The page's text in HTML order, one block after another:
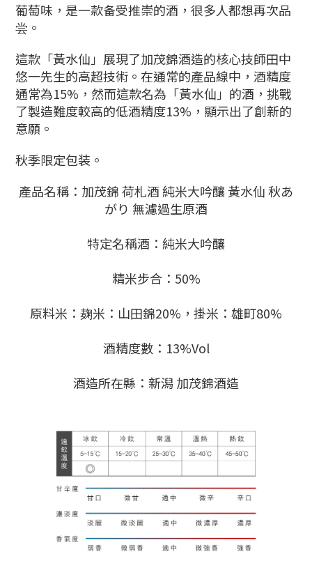
葡萄味，是一款备受推崇的酒，很多人都想再次品
尝。
這款「黃水仙」展現了加茂錦酒造的核心技師田中
悠一先生的高超技術。在通常的產品線中，酒精度
通常為15%，然而這款名為「黃水仙」的酒，挑戰
了製造難度較高的低酒精度13%，顯示出了創新的
意願。
秋季限定包装。
產品名稱：加茂錦 荷札酒 純米大吟釀 黃水仙 秋あ
がり 無濾過生原酒
特定名稱酒：純米大吟釀
精米步合：50%
原料米：麹米：山田錦20%，掛米：雄町80%
酒精度數：13%Vol
酒造所在縣：新潟 加茂錦酒造